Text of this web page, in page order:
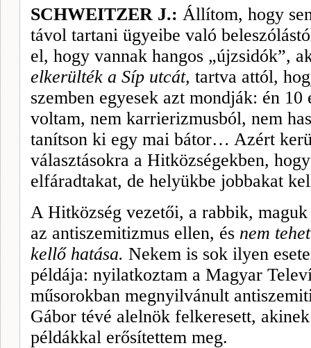
SCHWEITZER J.: Állítom, hogy
távol tartani ügyeibe való
el, hogy vannak hangos „újzsidók”,
elkerülték a Síp utcát, tartva attól,
szemben egyesek azt mondják: én
voltam, nem karrierizmusból, nem
tanítson ki egy mai bátor… Azért
választásokra a Hitközségek­ben,
elfáradtakat, de helyükbe job­bakat
A Hitközség vezetői, a rabbik,
az antiszemitizmus ellen, és nem
kellő hatása. Nekem is sok ilyen
példája: nyilatkoztam a Magyar
műsorokban megnyilvánult
Gábor tévé alelnök felkeresett,
példákkal erősítettem meg.